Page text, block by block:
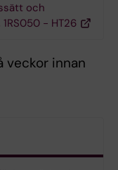
och
- HT26
veckor innan